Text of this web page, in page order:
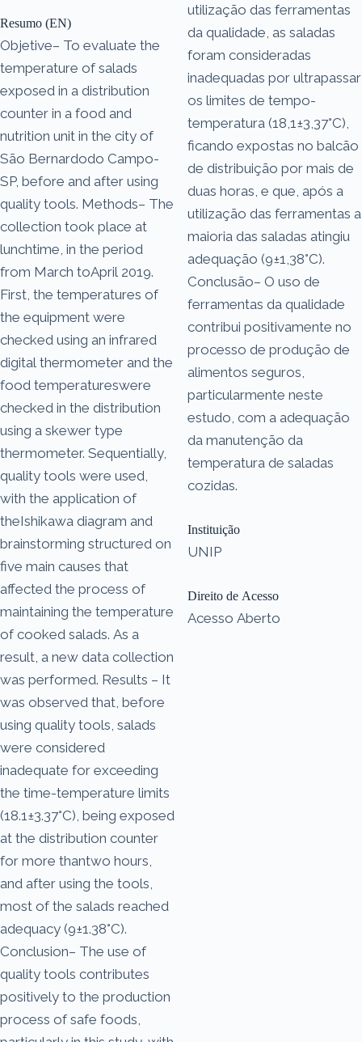
Resumo (EN)
Objetive– To evaluate the
temperature of salads
exposed in a distribution
counter in a food and
nutrition unit in the city of
São Bernardodo Campo-
SP, before and after using
quality tools. Methods– The
collection took place at
lunchtime, in the period
from March toApril 2019.
First, the temperatures of
the equipment were
checked using an infrared
digital thermometer and the
food temperatureswere
checked in the distribution
using a skewer type
thermometer. Sequentially,
quality tools were used,
with the application of
theIshikawa diagram and
brainstorming structured on
five main causes that
affected the process of
maintaining the temperature
of cooked salads. As a
result, a new data collection
was performed. Results – It
was observed that, before
using quality tools, salads
were considered
inadequate for exceeding
the time-temperature limits
(18.1±3.37°C), being exposed
at the distribution counter
for more thantwo hours,
and after using the tools,
most of the salads reached
adequacy (9±1.38°C).
Conclusion– The use of
quality tools contributes
positively to the production
process of safe foods,
utilização das ferramentas
da qualidade, as saladas
foram consideradas
inadequadas por ultrapassar
os limites de tempo-
temperatura (18,1±3,37°C),
ficando expostas no balcão
de distribuição por mais de
duas horas, e que, após a
utilização das ferramentas a
maioria das saladas atingiu
adequação (9±1,38°C).
Conclusão– O uso de
ferramentas da qualidade
contribui positivamente no
processo de produção de
alimentos seguros,
particularmente neste
estudo, com a adequação
da manutenção da
temperatura de saladas
cozidas.
Instituição
UNIP
Direito de Acesso
Acesso Aberto